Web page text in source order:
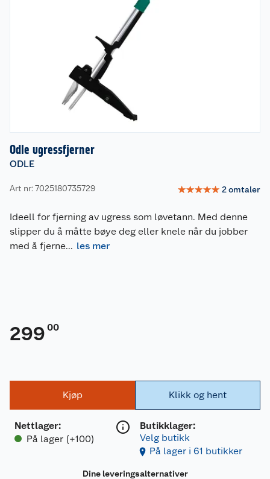
Odle ugressfjerner
ODLE
Art nr: 7025180735729 ☆☆☆☆☆ 2omtaler
Ideell for fjerning av ugress som løvetann. Med denne
slipper du å måtte bøye deg eller knele når du jobber
med å fjerne... les mer
299 00
Kjøp
Nettlager:
På lager (+100)
Klikk og hent
Butikklager:
Velg butikk
På lager i 61 butikker
Dine leveringsalternativer